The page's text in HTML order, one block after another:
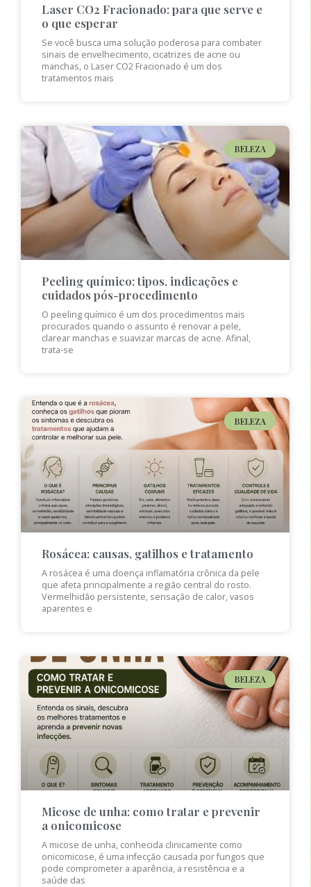
Laser CO2 Fracionado: para que serve e
o que esperar
Se você busca uma solução poderosa para combater
sinais de envelhecimento, cicatrizes de acne ou
manchas, o Laser CO2 Fracionado é um dos
tratamentos mais
BELEZA
Peeling químico: tipos, indicações e
cuidados pós-procedimento
O peeling químico é um dos procedimentos mais
procurados quando o assunto é renovar a pele,
clarear manchas e suavizar marcas de acne. Afinal,
trata-se
BELEZA
Rosácea: causas, gatilhos e tratamento
A rosácea é uma doença inflamatória crônica da pele
que afeta principalmente a região central do rosto.
Vermelhidão persistente, sensação de calor, vasos
aparentes e
BELEZA
Micose de unha: como tratar e prevenir
a onicomicose
A micose de unha, conhecida clinicamente como
onicomicose, é uma infecção causada por fungos que
pode comprometer a aparência, a resistência e a
saúde das